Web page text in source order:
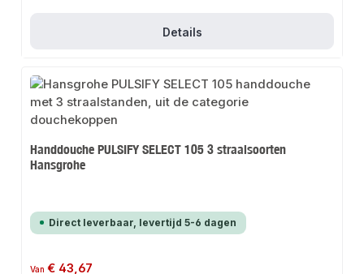
Details
Handdouche PULSIFY SELECT 105 3 straalsoorten
Hansgrohe
Direct leverbaar, levertijd 5-6 dagen
Normale prijs:
Van€ 43,67